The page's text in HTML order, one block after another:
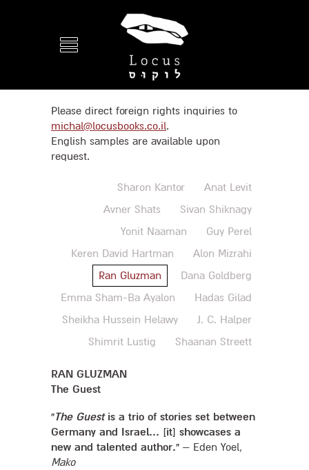
Please direct foreign rights inquiries to
michal@locusbooks.co.il.
English samples are available upon
request.
Anat Levit
Sharon Kantor
Sivan Shiknagy
Avner Shats
Guy Perel
Yonit Naaman
Alon Mizrahi
Keren David Hartman
Dana Goldberg
Ran Gluzman
Hadas Gilad
Emma Sham-Ba Ayalon
J. C. Halper
Sheikha Hussein Helawy
Shaanan Streett
Shimrit Lustig
RAN GLUZMAN
The Guest
“The Guestis a trio of stories set between
Germany and Israel... [it] showcases a
new and talented author.” – Eden Yoel,
Mako